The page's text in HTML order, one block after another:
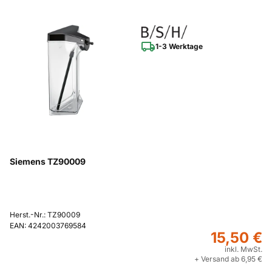
1-3 Werktage
Siemens TZ90009
Herst.-Nr.: TZ90009
EAN: 4242003769584
15,50 €
inkl. MwSt.
+ Versand ab 6,95 €